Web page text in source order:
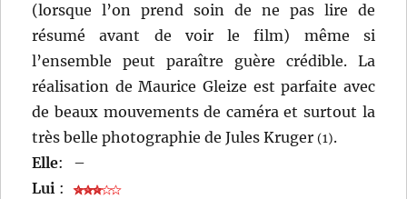
(lorsque l’on prend soin de ne pas lire de
résumé avant de voir le film) même si
l’ensemble peut paraître guère crédible. La
réalisation de Maurice Gleize est parfaite avec
de beaux mouvements de caméra et surtout la
très belle photographie de Jules Kruger(1).
Elle:
–
Lui :